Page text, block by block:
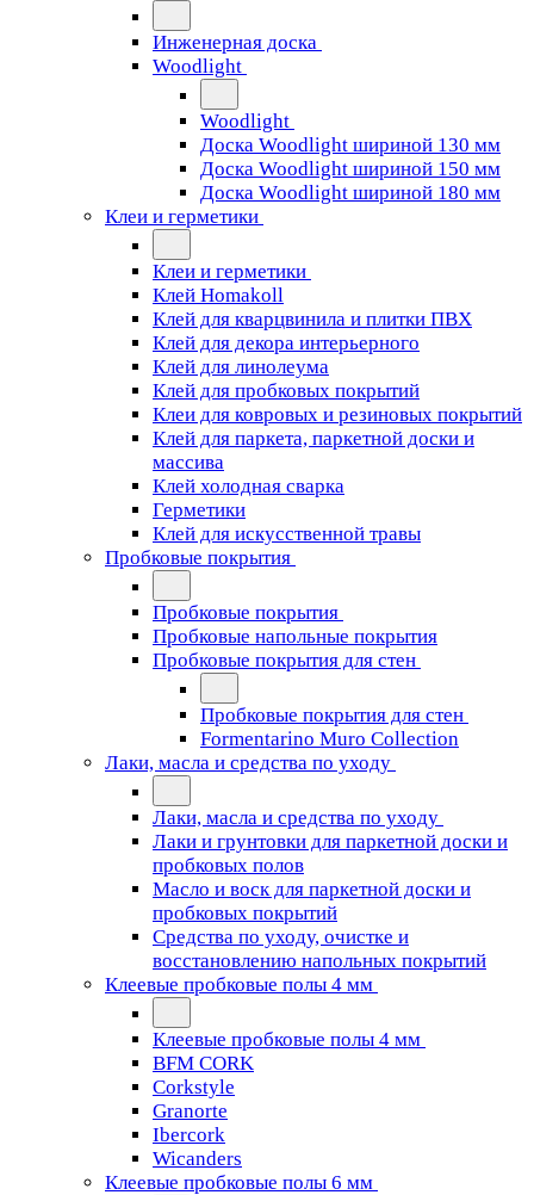
Инженерная доска
Woodlight
Woodlight
Доска Woodlight шириной 130 мм
Доска Woodlight шириной 150 мм
Доска Woodlight шириной 180 мм
Клеи и герметики
Клеи и герметики
Клей Homakoll
Клей для кварцвинила и плитки ПВХ
Клей для декора интерьерного
Клей для линолеума
Клей для пробковых покрытий
Клеи для ковровых и резиновых покрытий
Клей для паркета, паркетной доски и
массива
Клей холодная сварка
Герметики
Клей для искусственной травы
Пробковые покрытия
Пробковые покрытия
Пробковые напольные покрытия
Пробковые покрытия для стен
Пробковые покрытия для стен
Formentarino Muro Collection
Лаки, масла и средства по уходу
Лаки, масла и средства по уходу
Лаки и грунтовки для паркетной доски и
пробковых полов
Масло и воск для паркетной доски и
пробковых покрытий
Средства по уходу, очистке и
восстановлению напольных покрытий
Клеевые пробковые полы 4 мм
Клеевые пробковые полы 4 мм
BFM CORK
Corkstyle
Granorte
Ibercork
Wicanders
Клеевые пробковые полы 6 мм